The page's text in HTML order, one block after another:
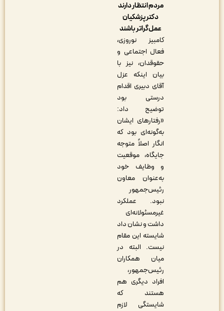
مردم انتظار دارند
دکتر پزشکیان
عمل‌گراتر باشند
کامبیز نوروزی،
فعال اجتماعی و
حقوقدان، نیز با
بیان اینکه عزل
آقای دبیری اقدام
درستی بود
توضیح داد:
«رفتارهای ایشان
به‌گونه‌ای بود که
انگار اصلاً متوجه
جایگاه، موقعیت
و وظایف خود
به‌عنوان معاون
رئیس‌جمهور
نبود. عملکرد
غیرمسئولانه‌ای
داشت و نشان داد
شایسته این مقام
نیست. البته در
میان همکاران
رئیس‌جمهور،
افراد دیگری هم
هستند که
شایستگی لازم